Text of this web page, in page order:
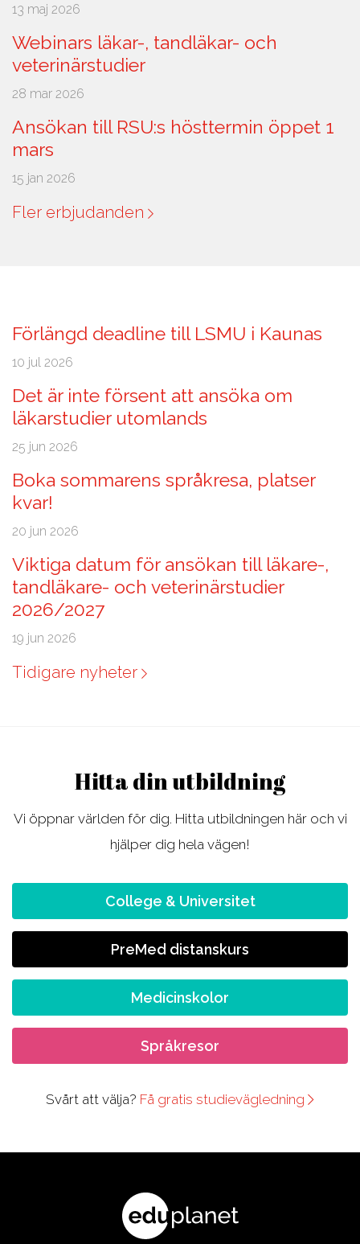
13 maj 2026
Webinars läkar-, tandläkar- och
veterinärstudier
28 mar 2026
Ansökan till RSU:s hösttermin öppet 1
mars
15 jan 2026
Fler erbjudanden
Förlängd deadline till LSMU i Kaunas
10 jul 2026
Det är inte försent att ansöka om
läkarstudier utomlands
25 jun 2026
Boka sommarens språkresa, platser
kvar!
20 jun 2026
Viktiga datum för ansökan till läkare-,
tandläkare- och veterinärstudier
2026/2027
19 jun 2026
Tidigare nyheter
Hitta din utbildning
Vi öppnar världen för dig. Hitta utbildningen här och vi
hjälper dig hela vägen!
College & Universitet
PreMed distanskurs
Medicinskolor
Språkresor
Svårt att välja? Få gratis studievägledning